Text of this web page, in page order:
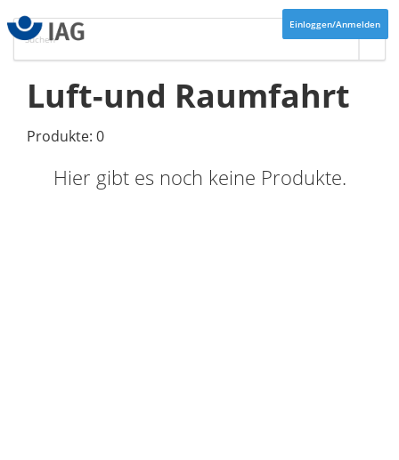
Einloggen/Anmelden
Luft-und Raumfahrt
Produkte: 0
Hier gibt es noch keine Produkte.